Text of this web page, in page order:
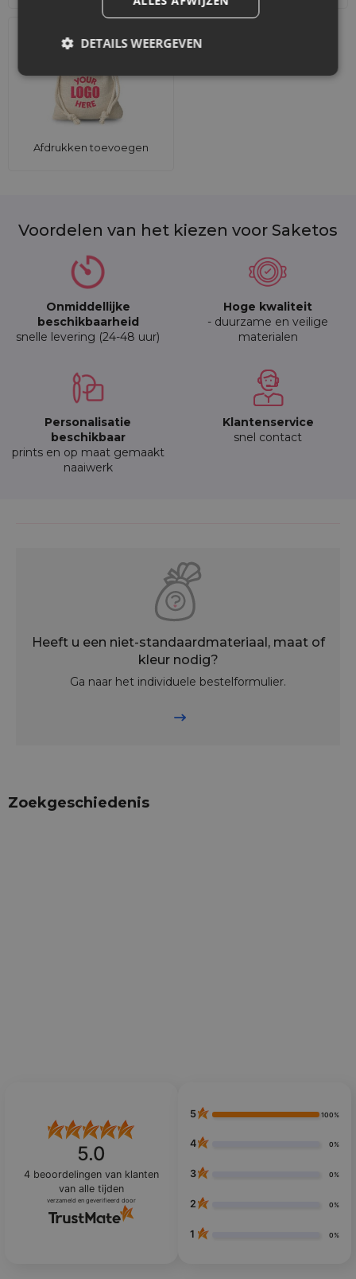
Afdrukken toevoegen
Voordelen van het kiezen voor Saketos
Onmiddellijke
beschikbaarheid
snelle levering (24-48 uur)
Hoge kwaliteit
- duurzame en veilige
materialen
Personalisatie
beschikbaar
prints en op maat gemaakt
naaiwerk
Klantenservice
snel contact
Heeft u een niet-standaardmateriaal, maat of
kleur nodig?
Ga naar het individuele bestelformulier.
Zoekgeschiedenis
5.0
4beoordelingen van klanten
van alle tijden
verzameld en geverifieerd door
5 100%
4 0%
3 0%
2 0%
1 0%
DETAILS WEERGEVEN